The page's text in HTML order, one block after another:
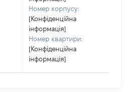
Номер корпусу:
[Конфіденційна
інформація]
Номер квартири:
[Конфіденційна
інформація]